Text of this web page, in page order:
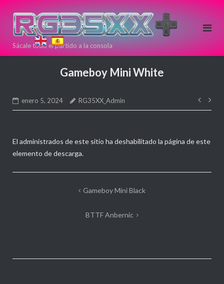
contenido
Sácale todo el partido a la consola
Gameboy Mini White
enero 5, 2024 RG35XX_Admin
de
El administrados de este sitio ha deshabilitado la página de este
elemento de descarga.
Gameboy Mini Black
BTTF Anbernic
Si estas
comprar una
consola Retro
Directamente
desde >>
ANBERNIC
<<